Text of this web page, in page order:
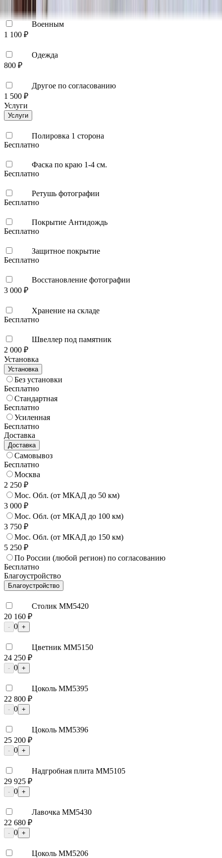
1 900 ₽
Военным
1 100 ₽
Одежда
800 ₽
Другое по согласованию
1 500 ₽
Услуги
Услуги
Полировка 1 сторона
Бесплатно
Фаска по краю 1-4 см.
Бесплатно
Ретушь фотографии
Бесплатно
Покрытие Антидождь
Бесплатно
Защитное покрытие
Бесплатно
Восстановление фотографии
3 000 ₽
Хранение на складе
Бесплатно
Швеллер под памятник
2 000 ₽
Установка
Установка
Без установки
Бесплатно
Стандартная
Бесплатно
Усиленная
Бесплатно
Доставка
Доставка
Самовывоз
Бесплатно
Москва
2 250 ₽
Мос. Обл. (от МКАД до 50 км)
3 000 ₽
Мос. Обл. (от МКАД до 100 км)
3 750 ₽
Мос. Обл. (от МКАД до 150 км)
5 250 ₽
По России (любой регион) по согласованию
Бесплатно
Благоустройство
Благоустройство
Столик ММ5420
20 160 ₽
- 0 +
Цветник ММ5150
24 250 ₽
- 0 +
Цоколь ММ5395
22 800 ₽
- 0 +
Цоколь ММ5396
25 200 ₽
- 0 +
Надгробная плита ММ5105
29 925 ₽
- 0 +
Лавочка ММ5430
22 680 ₽
- 0 +
Цоколь ММ5206